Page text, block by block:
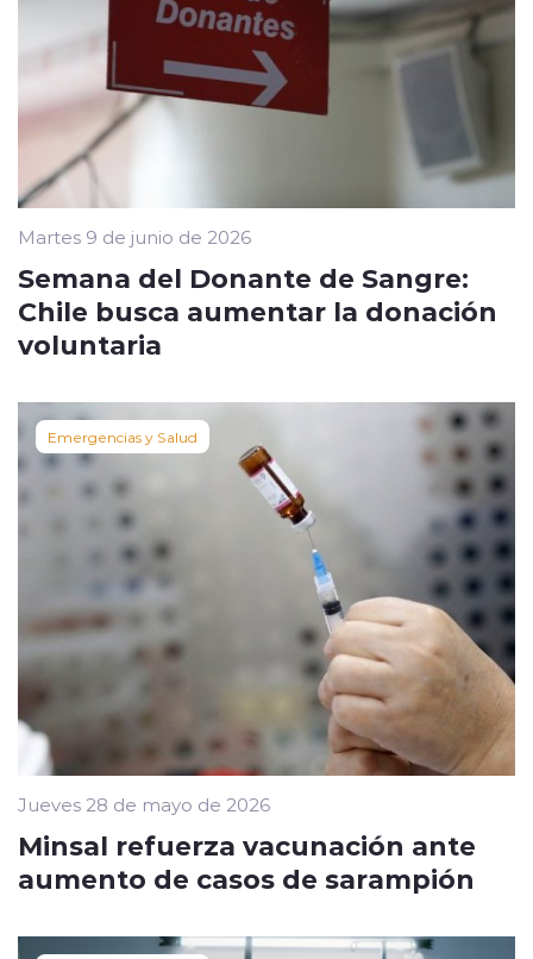
Martes 9 de junio de 2026
Semana del Donante de Sangre:
Chile busca aumentar la donación
voluntaria
Emergencias y Salud
Jueves 28 de mayo de 2026
Minsal refuerza vacunación ante
aumento de casos de sarampión